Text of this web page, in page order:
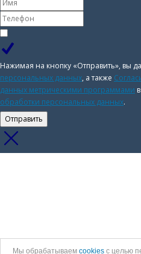
Нажимая на кнопку «Отправить», вы
персональных данных, а также
данных метрическими программами
обработки персональных данных.
Отправить
Мы обрабатываем cookies с целью